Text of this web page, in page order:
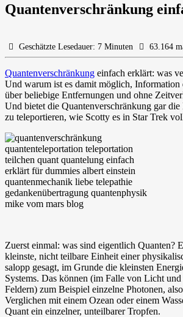
Quantenverschränkung
Geschätzte Lesedauer: 7 Minuten 63.164
Quantenverschränkung einfach erklärt: was
Und warum ist es damit möglich, Information
über beliebige Entfernungen und ohne
Und bietet die Quantenverschränkung gar
zu teleportieren, wie Scotty es in Star Trek
Zuerst einmal: was sind eigentlich Quanten?
kleinste, nicht teilbare Einheit einer
salopp gesagt, im Grunde die kleinsten
Systems. Das können (im Falle von Licht und
Feldern) zum Beispiel einzelne Photonen,
Verglichen mit einem Ozean oder einem
Quant ein einzelner, unteilbarer Tropfen.